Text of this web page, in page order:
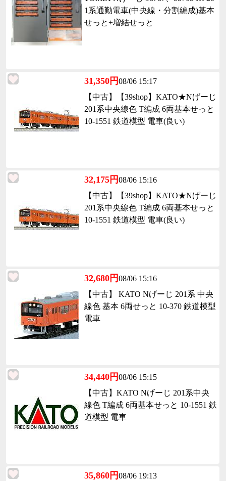
1系通勤電車(中央線・分割編成)基本
せっと+増結せっと
31,350円08/06 15:17
【中古】【39shop】KATO★Nげーじ
201系中央線色 T編成 6両基本せっと
10-1551 鉄道模型 電車(良い)
32,175円08/06 15:16
【中古】【39shop】KATO★Nげーじ
201系中央線色 T編成 6両基本せっと
10-1551 鉄道模型 電車(良い)
32,680円08/06 15:16
【中古】 KATO Nげーじ 201系 中央
線色 基本 6両せっと 10-370 鉄道模型
電車
34,440円08/06 15:15
【中古】KATO Nげーじ 201系中央
線色 T編成 6両基本せっと 10-1551 鉄
道模型 電車
35,860円08/06 19:13